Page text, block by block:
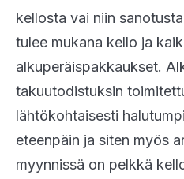
kellosta vai niin sanotusta
tulee mukana kello ja
alkuperäispakkaukset.
takuutodistuksin
lähtökohtaisesti
eteenpäin ja siten myös
myynnissä on pelkkä